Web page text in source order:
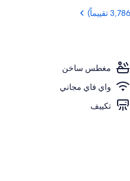
المنشأة من الخارج
مغطس ساخن
واي فاي مجاني
تكييف